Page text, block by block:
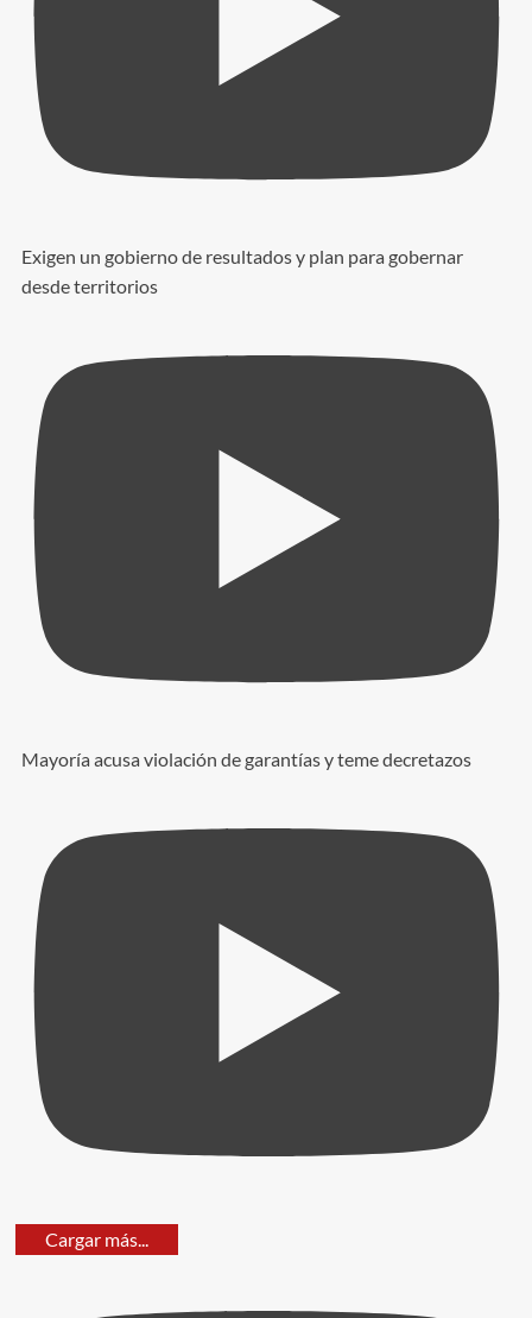
Exigen un gobierno de resultados y plan para gobernar
desde territorios
Mayoría acusa violación de garantías y teme decretazos
Cargar más...